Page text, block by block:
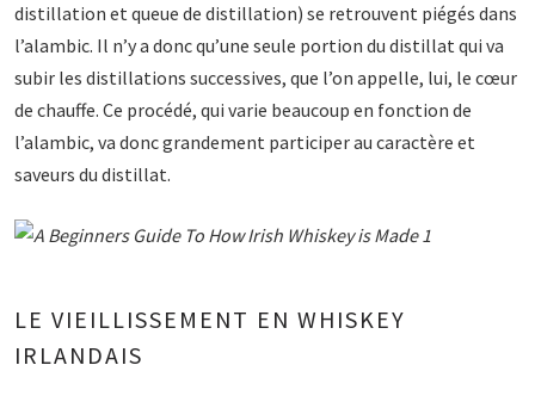
distillation et queue de distillation) se retrouvent piégés dans
l’alambic. Il n’y a donc qu’une seule portion du distillat qui va
subir les distillations successives, que l’on appelle, lui, le cœur
de chauffe. Ce procédé, qui varie beaucoup en fonction de
l’alambic, va donc grandement participer au caractère et
saveurs du distillat.
LE VIEILLISSEMENT EN WHISKEY
IRLANDAIS